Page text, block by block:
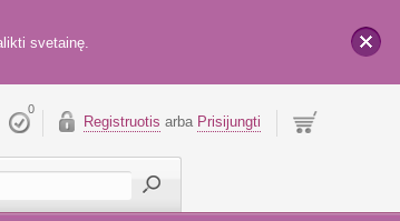
svetainę.
0
Registruotis arba Prisijungti